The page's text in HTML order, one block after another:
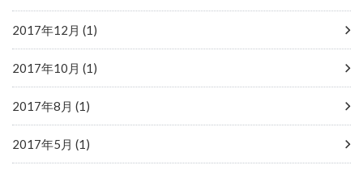
2017年12月 (1)
2017年10月 (1)
2017年8月 (1)
2017年5月 (1)